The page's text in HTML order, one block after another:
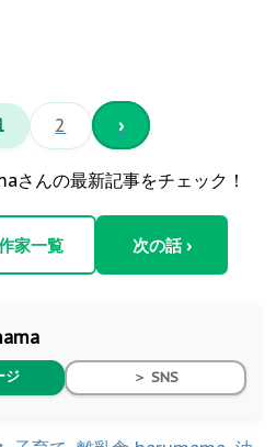
2 ›
さんの最新記事をチェック！
家一覧 次の話 ›
ジ ＞ SNS